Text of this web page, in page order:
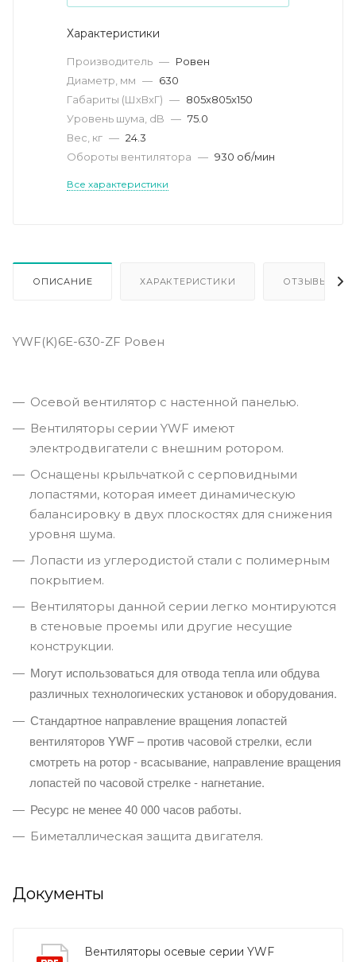
Характеристики
Производитель — Ровен
Диаметр, мм — 630
Габариты (ШхВхГ) — 805х805х150
Уровень шума, dB — 75.0
Вес, кг — 24.3
Обороты вентилятора — 930 об/мин
Все характеристики
ОПИСАНИЕ ХАРАКТЕРИСТИКИ ОТЗЫВЫ
YWF(K)6E-630-ZF Ровен
Осевой вентилятор с настенной панелью.
Вентиляторы серии YWF имеют
электродвигатели с внешним ротором.
Оснащены крыльчаткой с серповидными
лопастями, которая имеет динамическую
балансировку в двух плоскостях для снижения
уровня шума.
Лопасти из углеродистой стали с полимерным
покрытием.
Вентиляторы данной серии легко монтируются
в стеновые проемы или другие несущие
конструкции.
Могут использоваться для отвода тепла или обдува
различных технологических установок и оборудования.
Стандартное направление вращения лопастей
вентиляторов YWF – против часовой стрелки, если
смотреть на ротор - всасывание, направление вращения
лопастей по часовой стрелке - нагнетание.
Ресурс не менее 40 000 часов работы.
Биметаллическая защита двигателя.
Документы
Вентиляторы осевые серии YWF